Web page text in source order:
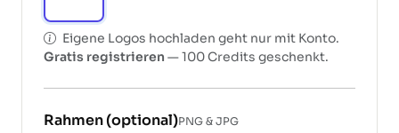
Eigene Logos hochladen geht nur mit Konto.
Gratis registrieren — 100 Credits geschenkt.
Rahmen (optional)PNG & JPG